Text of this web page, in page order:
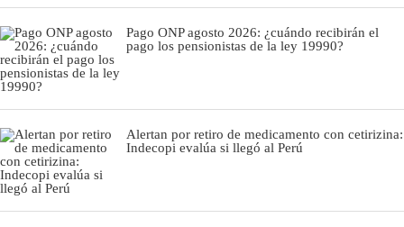
Pago ONP agosto 2026: ¿cuándo recibirán el
pago los pensionistas de la ley 19990?
Alertan por retiro de medicamento con cetirizina:
Indecopi evalúa si llegó al Perú